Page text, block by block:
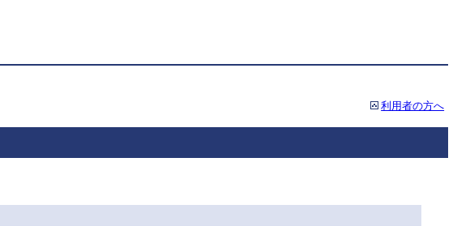
利用者の方へ